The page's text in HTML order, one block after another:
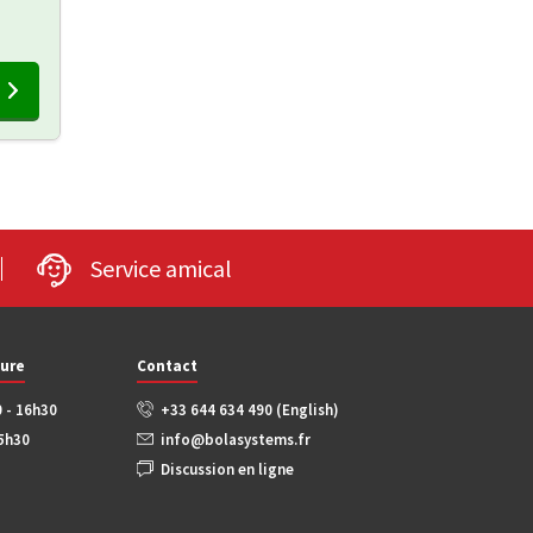
Service amical
- 16h30
Contact
+33 644 634 490 (English)
info@bolasystems.fr
Discussion en ligne